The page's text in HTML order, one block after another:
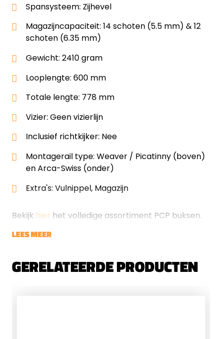
Spansysteem: Zijhevel
Magazijncapaciteit: 14 schoten (5.5 mm) & 12
schoten (6.35 mm)
Gewicht: 2410 gram
Looplengte: 600 mm
Totale lengte: 778 mm
Vizier: Geen vizierlijn
Inclusief richtkijker: Nee
Montagerail type: Weaver / Picatinny (boven)
en Arca-Swiss (onder)
Extra's: Vulnippel, Magazijn
Bekijk hier het volledige assortiment PCP buksen.
LEES MEER
GERELATEERDE PRODUCTEN